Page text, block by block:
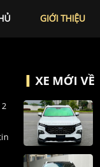
GIỚI THIỆU
XE MỚI VỀ